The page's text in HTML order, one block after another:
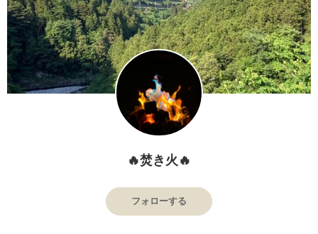
🔥焚き火🔥
フォローする